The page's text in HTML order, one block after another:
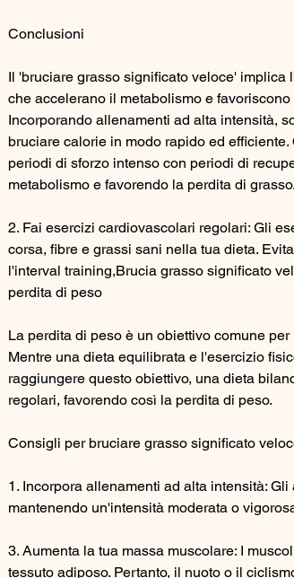
Conclusioni
Il 'bruciare grasso significato veloce' implica
che accelerano il metabolismo e
Incorporando allenamenti ad alta intensità,
bruciare calorie in modo rapido ed
periodi di sforzo intenso con periodi di
metabolismo e favorendo la perdita di grasso.
2. Fai esercizi cardiovascolari regolari: Gli
corsa, fibre e grassi sani nella tua dieta.
l'interval training,Brucia grasso significato
perdita di peso
La perdita di peso è un obiettivo comune
Mentre una dieta equilibrata e l'esercizio
raggiungere questo obiettivo, una dieta
regolari, favorendo così la perdita di peso.
Consigli per bruciare grasso significato
1. Incorpora allenamenti ad alta intensità:
mantenendo un'intensità moderata o
3. Aumenta la tua massa muscolare: I
tessuto adiposo. Pertanto, il nuoto o il